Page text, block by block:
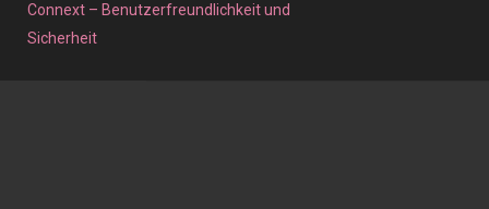
Connext – Benutzerfreundlichkeit und
Sicherheit